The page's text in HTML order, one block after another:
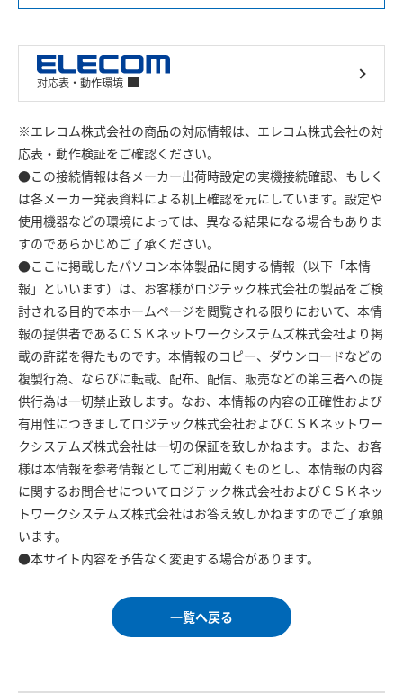
対応表・動作環境
※エレコム株式会社の商品の対応情報は、エレコム株式会社の対
応表・動作検証をご確認ください。
●この接続情報は各メーカー出荷時設定の実機接続確認、もしく
は各メーカー発表資料による机上確認を元にしています。設定や
使用機器などの環境によっては、異なる結果になる場合もありま
すのであらかじめご了承ください。
●ここに掲載したパソコン本体製品に関する情報（以下「本情
報」といいます）は、お客様がロジテック株式会社の製品をご検
討される目的で本ホームページを閲覧される限りにおいて、本情
報の提供者であるＣＳＫネットワークシステムズ株式会社より掲
載の許諾を得たものです。本情報のコピー、ダウンロードなどの
複製行為、ならびに転載、配布、配信、販売などの第三者への提
供行為は一切禁止致します。なお、本情報の内容の正確性および
有用性につきましてロジテック株式会社およびＣＳＫネットワー
クシステムズ株式会社は一切の保証を致しかねます。また、お客
様は本情報を参考情報としてご利用戴くものとし、本情報の内容
に関するお問合せについてロジテック株式会社およびＣＳＫネッ
トワークシステムズ株式会社はお答え致しかねますのでご了承願
います。
●本サイト内容を予告なく変更する場合があります。
一覧へ戻る